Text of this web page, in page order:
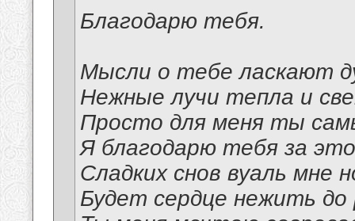
Благодарю тебя.
Мысли о тебе ласкают
Нежные лучи тепла и
Просто для меня ты
Я благодарю тебя за
Сладких снов вуаль мне
Будет сердце нежить до